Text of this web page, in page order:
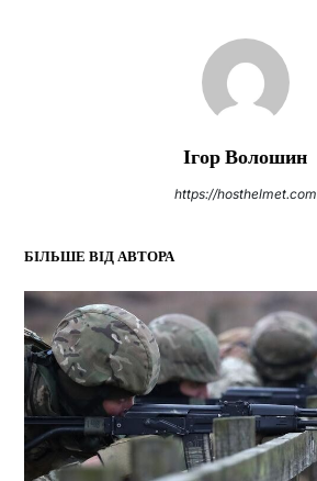
Ігор Волошин
https://hosthelmet.com
БІЛЬШЕ ВІД АВТОРА